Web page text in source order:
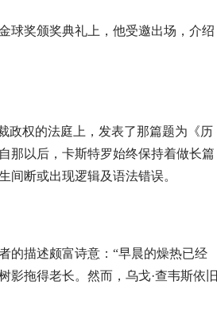
球奖颁奖典礼上，他受邀出场，介绍
政权的法庭上，发表了那篇题为《历
那以后，卡斯特罗始终保持着做长篇
间断或出现逻辑及语法错误。
的描述颇富诗意：“早晨的燥热已经
影拖得老长。然而，乌戈·查韦斯依旧